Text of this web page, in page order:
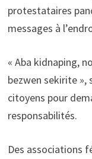
protestataires
messages à
« Aba kidnaping,
bezwen sekirite »,
citoyens pour
responsabilités.
Des associations